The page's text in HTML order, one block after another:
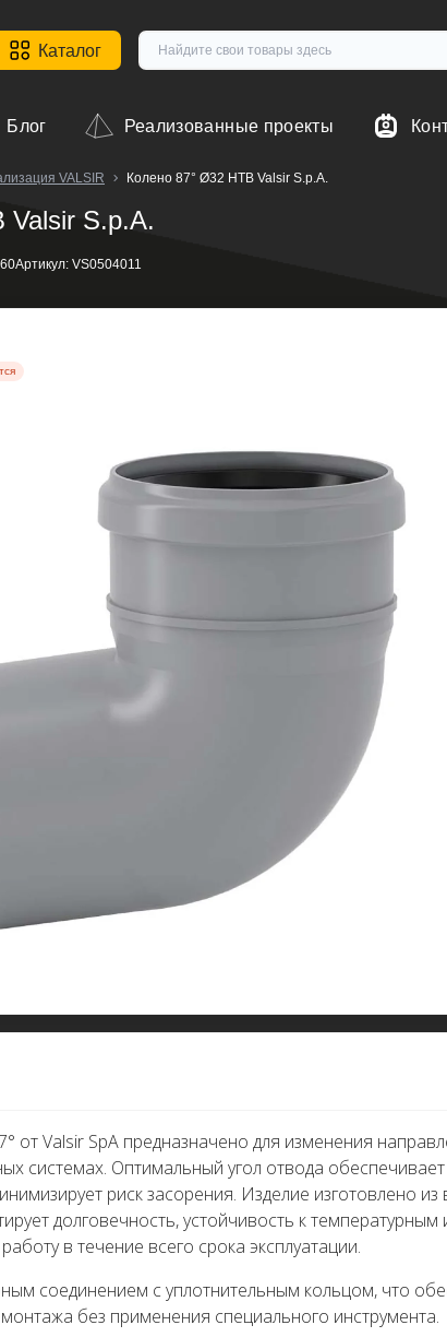
Каталог
Блог Реализованные проекты
VALSIR Колено 87° Ø32 HTB Valsir S.p.A.
Valsir S.p.A.
Артикул: VS0504011
от Valsir SpA предназначено для изменения
системах. Оптимальный угол отвода
риск засорения. Изделие изготовлено из
долговечность, устойчивость к
в течение всего срока эксплуатации.
соединением с уплотнительным кольцом, что
без применения специального инструмента.